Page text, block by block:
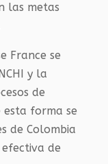
las metas
France se
y la
de
esta forma se
de Colombia
de